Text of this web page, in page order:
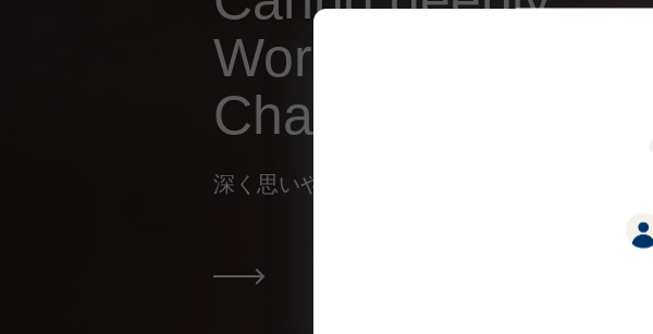
Working fearlessly.
Changing lives.
深く思いやる 果敢に挑む 人生を変える